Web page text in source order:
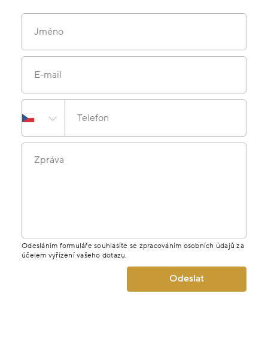
Jméno
E-mail
Telefon
Zpráva
Odesláním formuláře souhlasíte se zpracováním osobních údajů za
účelem vyřízení vašeho dotazu.
Odeslat